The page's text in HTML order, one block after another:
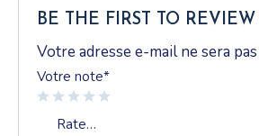
BE THE FIRST TO
Votre adresse e-mail ne sera
Votre note*